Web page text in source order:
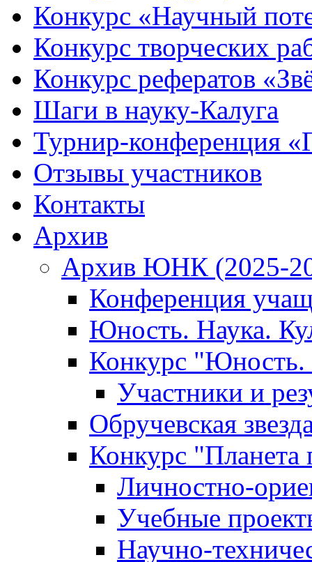
Конкурс «Научный
Конкурс творческих
Конкурс рефератов
Шаги в науку-Калуга
Турнир-конференция
Отзывы участников
Контакты
Архив
Архив ЮНК (2025-
Конференция
Юность. Наука.
Конкурс "Юность.
Участники и
Обручевская
Конкурс "Планета
Личностно-
Учебные
Научно-